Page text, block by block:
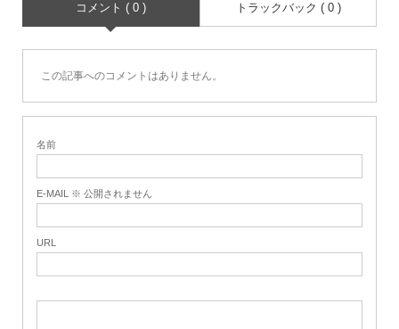
コメント ( 0 ) トラックバック ( 0 )
この記事へのコメントはありません。
名前
E-MAIL ※ 公開されません
URL